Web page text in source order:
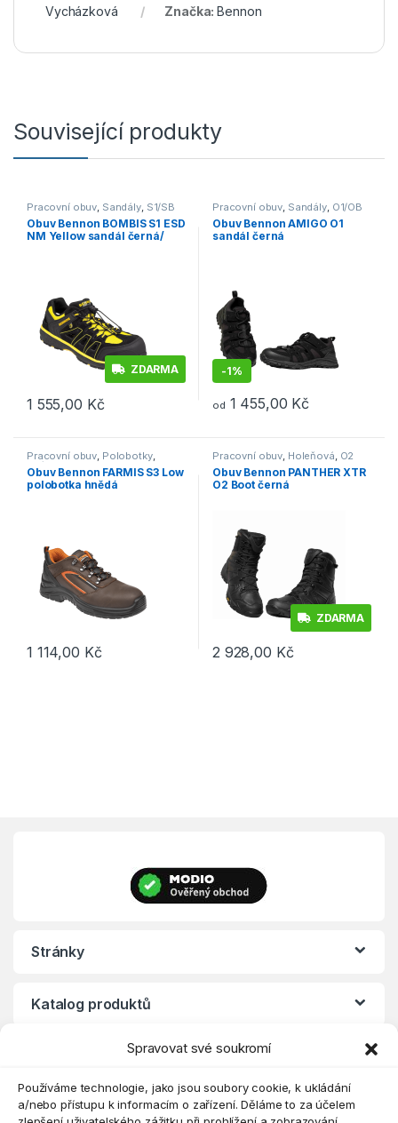
Spravovat své soukromí
Používáme technologie, jako jsou soubory cookie, k ukládání
a/nebo přístupu k informacím o zařízení. Děláme to za účelem
Vycházková
Značka:Bennon
Související produkty
Pracovní obuv, Sandály, S1/SB
Obuv Bennon BOMBIS S1 ESD
NM Yellow sandál černá/
ZDARMA
1 555,00 Kč
Tento produkt má více variant. Možnosti lze vybrat na stránce
Pracovní obuv, Sandály, O1/OB
Obuv Bennon AMIGO O1
sandál černá
-1%
od 1 455,00 Kč
Pracovní obuv, Polobotky,
S3/S1P
Obuv Bennon FARMIS S3 Low
polobotka hnědá
1 114,00 Kč
Tento produkt má více variant. Možnosti lze vybrat na stránce
Pracovní obuv, Holeňová, O2
Obuv Bennon PANTHER XTR
O2 Boot černá
ZDARMA
2 928,00 Kč
Tento produkt má více
Stránky
Katalog produktů